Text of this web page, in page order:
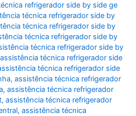
refrigerador side by side ge
técnica refrigerador side by
técnica refrigerador side by
técnica refrigerador side by
técnica refrigerador side by
assistência técnica refrigerador side
técnica refrigerador side
,assistência técnica refrigerador
,assistência técnica refrigerador
,assistência técnica refrigerador
,assistência técnica